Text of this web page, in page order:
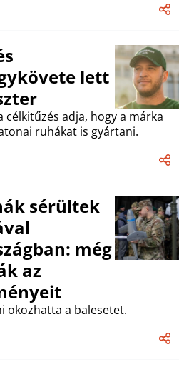
lett
célkitűzés adja, hogy a márka
ruhákat is gyártani.
sérültek
még
az
okozhatta a balesetet.